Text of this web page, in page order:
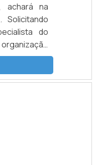
achará na
Solicitando
do
aquisição é
SOBRE A
GLOBO 2
empresa
Solution